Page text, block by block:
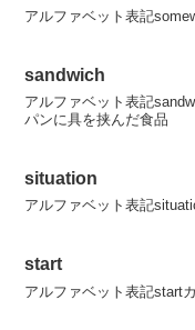
アルファベット表記
sandwich
アルファベット表記
パンに具を挟んだ食品
situation
アルファベット表記
start
アルファベット表記start